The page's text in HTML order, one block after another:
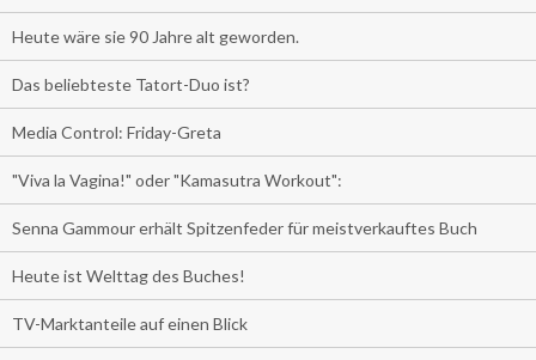
Heute wäre sie 90 Jahre alt geworden.
Das beliebteste Tatort-Duo ist?
Media Control: Friday-Greta
"Viva la Vagina!" oder "Kamasutra Workout":
Senna Gammour erhält Spitzenfeder für meistverkauftes Buch
Heute ist Welttag des Buches!
TV-Marktanteile auf einen Blick